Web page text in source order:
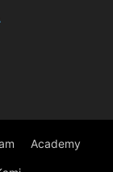
Academy